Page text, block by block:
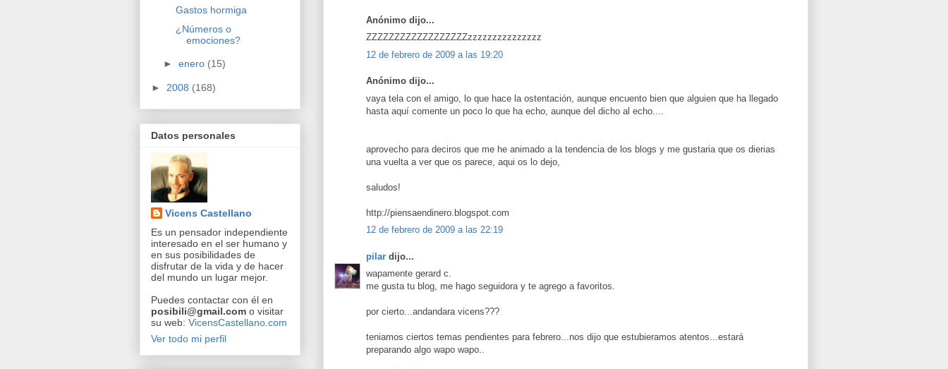
Anónimo dijo...
ZZZZZZZZZZZZZZZZZZzzzzzzzzzzzzzzz
12 de febrero de 2009 a las 19:20
Anónimo dijo...
vaya tela con el amigo, lo que hace la ostentación, aunque encuento bien que alguien que ha llegado
hasta aquí comente un poco lo que ha echo, aunque del dicho al echo....
aprovecho para deciros que me he animado a la tendencia de los blogs y me gustaria que os dierias
una vuelta a ver que os parece, aqui os lo dejo,
saludos!
http://piensaendinero.blogspot.com
12 de febrero de 2009 a las 22:19
pilar dijo...
wapamente gerard c.
me gusta tu blog, me hago seguidora y te agrego a favoritos.
por cierto...andandara vicens???
teniamos ciertos temas pendientes para febrero...nos dijo que estubieramos atentos...estará
preparando algo wapo wapo..
Gastos hormiga
¿Números o
emociones?
► enero (15)
► 2008 (168)
Datos personales
Vicens Castellano
Es un pensador independiente
interesado en el ser humano y
en sus posibilidades de
disfrutar de la vida y de hacer
del mundo un lugar mejor.
Puedes contactar con él en
posibili@gmail.com o visitar
su web: VicensCastellano.com
Ver todo mi perfil